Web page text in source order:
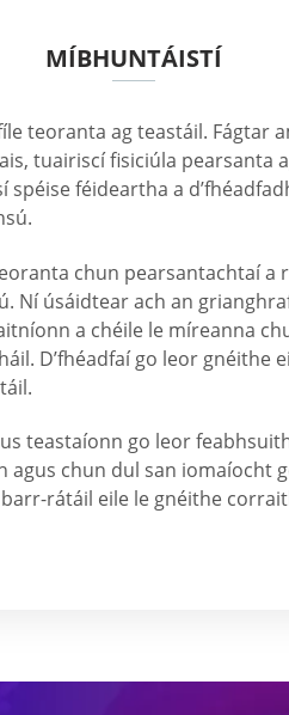
MÍBHUNTÁISTÍ
teoranta ag teastáil. Fágtar
tuairiscí fisiciúla pearsanta
spéise féideartha a
chun pearsantachtaí a
Ní úsáidtear ach an
a chéile le míreanna
D’fhéadfaí go leor gnéithe
teastaíonn go leor
agus chun dul san iomaíocht
rátáil eile le gnéithe